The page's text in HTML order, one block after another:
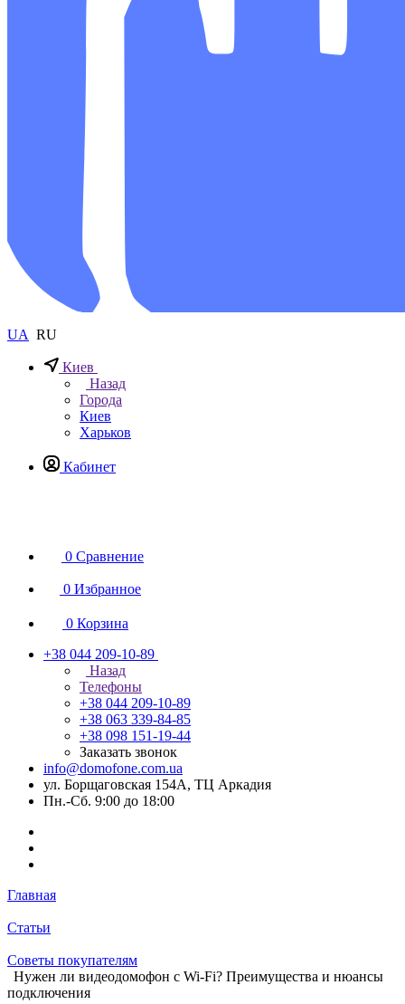
UA RU
Киев
Назад
Города
Киев
Харьков
Кабинет
0 Сравнение
0 Избранное
0 Корзина
+38 044 209-10-89
Назад
Телефоны
+38 044 209-10-89
+38 063 339-84-85
+38 098 151-19-44
Заказать звонок
info@domofone.com.ua
ул. Борщаговская 154А, ТЦ Аркадия
Пн.-Сб. 9:00 до 18:00
Главная
Статьи
Советы покупателям
Нужен ли видеодомофон с Wi-Fi? Преимущества и нюансы
подключения